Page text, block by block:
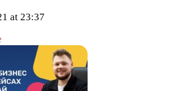
at 23:37